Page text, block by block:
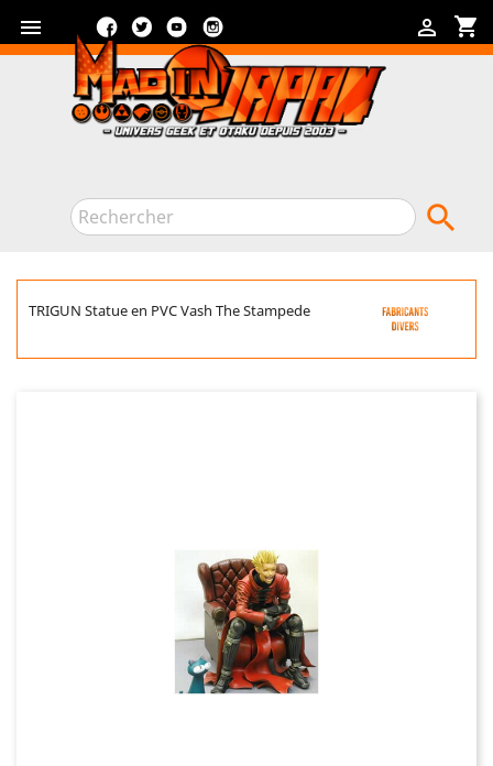
 shopping_cart

FacebookTwitterYouTube

TRIGUN Statue en PVC Vash The Stampede